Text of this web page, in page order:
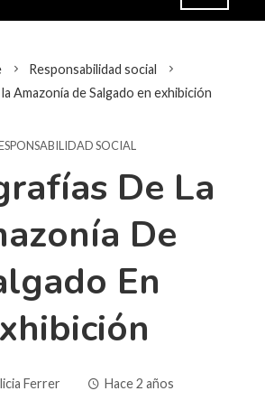
Responsabilidad social
Amazonía de Salgado en exhibición
SOCIAL
De La
De
En
Ferrer Hace 2 años